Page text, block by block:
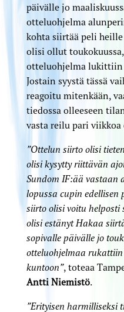
päivälle jo
otteluohjelma
kohta siirtää peli heille
olisi ollut
otteluohjelma lukittiin
Jostain syystä tässä
reagoitu mitenkään,
tiedossa olleeseen
vasta reilu pari viikkoa
”Ottelun siirto olisi
olisi kysytty riittävän
Sundom IF:ää vastaan
lopussa cupin edellisen
siirto olisi voitu helposti
olisi estänyt Hakaa
sopivalle päivälle jo
otteluohjelmaa rukattiin
kuntoon”, toteaa
Antti Niemistö.
”Erityisen harmilliseksi